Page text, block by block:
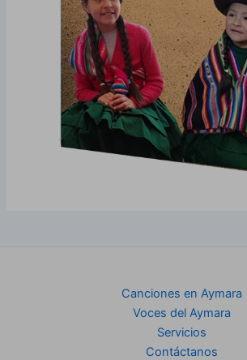
Canciones en Aymara
Voces del Aymara
Servicios
Contáctanos